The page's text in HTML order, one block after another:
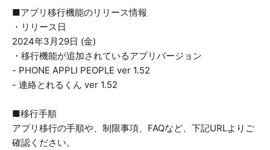
■アプリ移行機能のリリース情報
・リリース日
2024年3月29日 (金)
・移行機能が追加されているアプリバージョン
- PHONE APPLI PEOPLE ver 1.52
- 連絡とれるくん ver 1.52
■移行手順
アプリ移行の手順や、制限事項、FAQなど、下記URLよりご
確認ください。